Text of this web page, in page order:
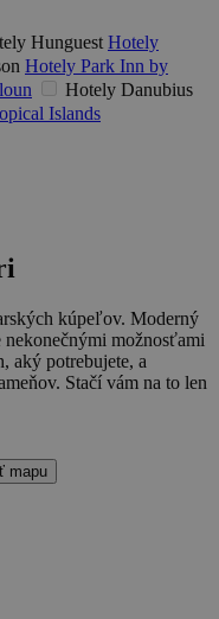
Hunguest Hotely
Hotely Park Inn by
Hotely Danubius
Islands
kúpeľov. Moderný
možnosťami
aký potrebujete, a
Stačí vám na to len
mapu